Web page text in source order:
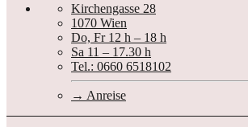
Kirchengasse 28
1070 Wien
Do, Fr 12 h – 18 h
Sa 11 – 17.30 h
Tel.: 0660 6518102
Anreise